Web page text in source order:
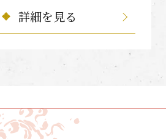
詳細を見る